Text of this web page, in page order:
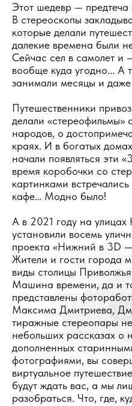
Этот шедевр — предтеча
В стереоскопы
которые делали
далекие времена были
Сейчас сел в самолет и
вообще куда угодно... А
занимали месяцы и даже
Путешественники
делали «стереофильмы»
народов, о
краях. И в богатых
начали появляться эти
время коробочки со
картинками
кафе… Модно было!
А в 2021 году на
установили восемь
проекта «Нижний в 3D —
Жители и гости города
виды столицы
Машина времени, да и
представлены
Максима Дмитриева,
тиражные стереопары
небольших рассказах о
дополненных
фотографиями, вы
виртуальное
будут ждать вас, а мы
разобраться. Что, где,